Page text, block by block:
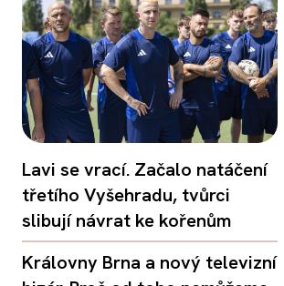
Lavi se vrací. Začalo natáčení
třetího Vyšehradu, tvůrci
slibují návrat ke kořenům
Královny Brna a nový televizní